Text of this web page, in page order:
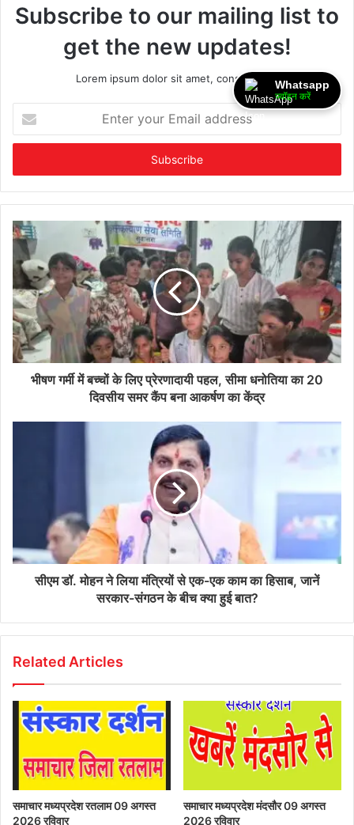
Subscribe to our mailing list to
get the new updates!
Lorem ipsum dolor sit amet, consectetur.
your
Email
भीषण गर्मी में बच्चों के लिए प्रेरणादायी पहल, सीमा धनोतिया का 20
दिवसीय समर कैंप बना आकर्षण का केंद्र
सीएम डॉ. मोहन ने लिया मंत्रियों से एक-एक काम का हिसाब, जानें
सरकार-संगठन के बीच क्या हुई बात?
Related Articles
समाचार मध्यप्रदेश रतलाम 09 अगस्त
2026 रविवार
समाचार मध्यप्रदेश मंदसौर 09 अगस्त
2026 रविवार
Whatsapp
ज्वॉइन करें